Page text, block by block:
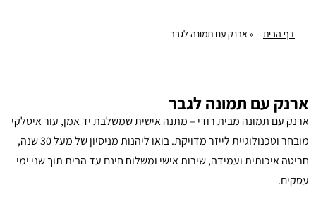
דף הבית » ארנק עם תמונה לגבר
ארנק עם תמונה לגבר
ארנק עם תמונה מבית רודי – מתנה אישית שמשלבת יד אמן, עור איטלקי
מובחר וטכנולוגיית לייזר מדויקת. בואו ליהנות מניסיון של מעל 30 שנה,
חריטה איכותית ועמידה, שירות אישי ומשלוח חינם עד הבית תוך שני ימי
עסקים.